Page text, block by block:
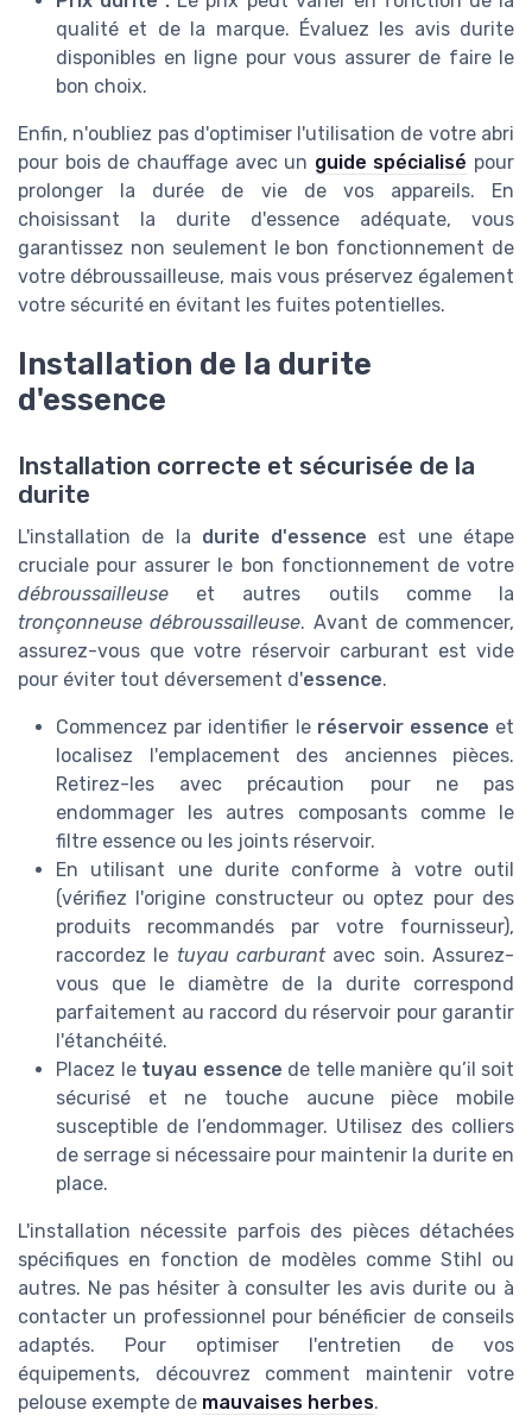
qualité et de la marque. Évaluez les avis durite
disponibles en ligne pour vous assurer de faire le
bon choix.
Enfin, n'oubliez pas d'optimiser l'utilisation de votre abri
pour bois de chauffage avec un guide spécialisé pour
prolonger la durée de vie de vos appareils. En
choisissant la durite d'essence adéquate, vous
garantissez non seulement le bon fonctionnement de
votre débroussailleuse, mais vous préservez également
votre sécurité en évitant les fuites potentielles.
Installation de la durite
d'essence
Installation correcte et sécurisée de la
durite
L'installation de la durite d'essence est une étape
cruciale pour assurer le bon fonctionnement de votre
débroussailleuse et autres outils comme la
tronçonneuse débroussailleuse. Avant de commencer,
assurez-vous que votre réservoir carburant est vide
pour éviter tout déversement d'essence.
Commencez par identifier le réservoir essence et
localisez l'emplacement des anciennes pièces.
Retirez-les avec précaution pour ne pas
endommager les autres composants comme le
filtre essence ou les joints réservoir.
En utilisant une durite conforme à votre outil
(vérifiez l'origine constructeur ou optez pour des
produits recommandés par votre fournisseur),
raccordez le tuyau carburantavec soin. Assurez-
vous que le diamètre de la durite correspond
parfaitement au raccord du réservoir pour garantir
l'étanchéité.
Placez le tuyau essence de telle manière qu’il soit
sécurisé et ne touche aucune pièce mobile
susceptible de l’endommager. Utilisez des colliers
de serrage si nécessaire pour maintenir la durite en
place.
L'installation nécessite parfois des pièces détachées
spécifiques en fonction de modèles comme Stihl ou
autres. Ne pas hésiter à consulter les avis durite ou à
contacter un professionnel pour bénéficier de conseils
adaptés. Pour optimiser l'entretien de vos
équipements, découvrez comment maintenir votre
pelouse exempte de mauvaises herbes.